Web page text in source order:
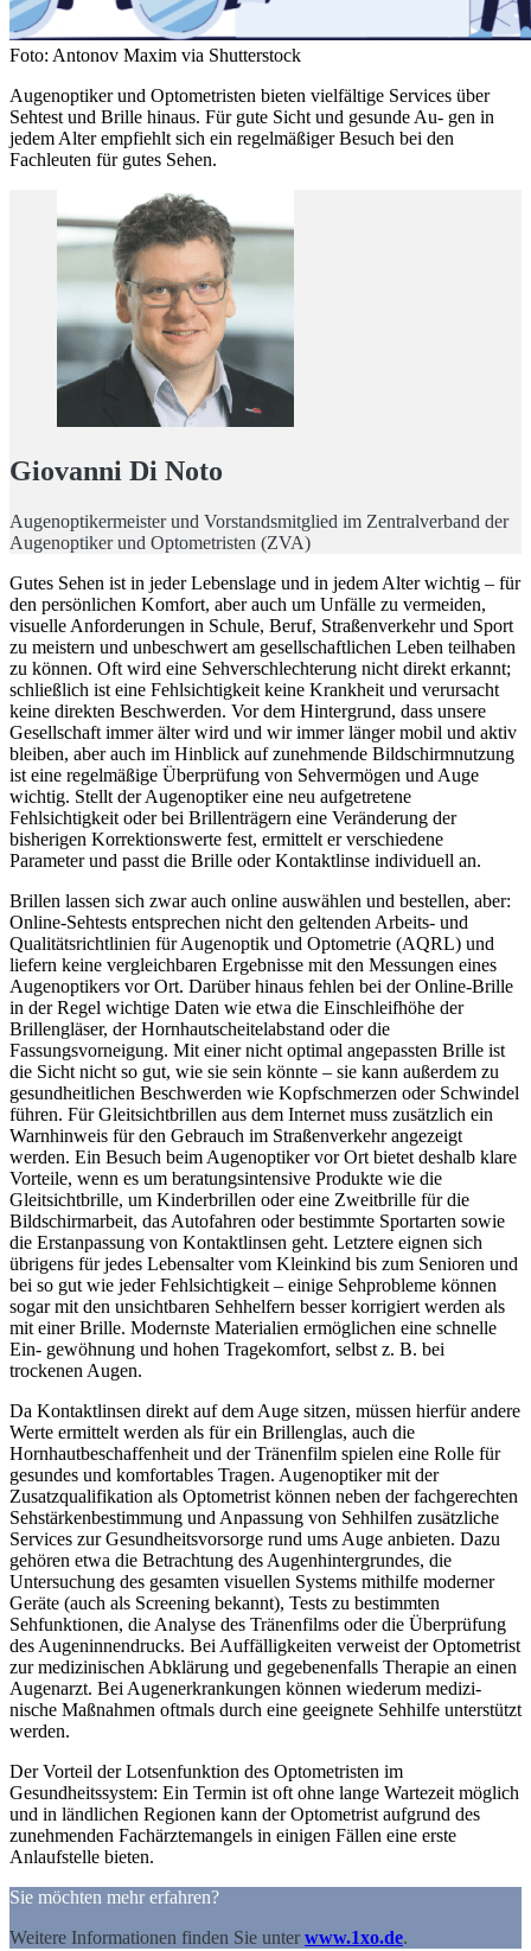
Foto: Antonov Maxim via Shutterstock
Augenoptiker und Optometristen bieten vielfältige Services über
Sehtest und Brille hinaus. Für gute Sicht und gesunde Au- gen in
jedem Alter empfiehlt sich ein regelmäßiger Besuch bei den
Fachleuten für gutes Sehen.
Giovanni Di Noto
Augenoptikermeister und Vorstandsmitglied im Zentralverband der
Augenoptiker und Optometristen (ZVA)
Gutes Sehen ist in jeder Lebenslage und in jedem Alter wichtig – für
den persönlichen Komfort, aber auch um Unfälle zu vermeiden,
visuelle Anforderungen in Schule, Beruf, Straßenverkehr und Sport
zu meistern und unbeschwert am gesellschaftlichen Leben teilhaben
zu können. Oft wird eine Sehverschlechterung nicht direkt erkannt;
schließlich ist eine Fehlsichtigkeit keine Krankheit und verursacht
keine direkten Beschwerden. Vor dem Hintergrund, dass unsere
Gesellschaft immer älter wird und wir immer länger mobil und aktiv
bleiben, aber auch im Hinblick auf zunehmende Bildschirmnutzung
ist eine regelmäßige Überprüfung von Sehvermögen und Auge
wichtig. Stellt der Augenoptiker eine neu aufgetretene
Fehlsichtigkeit oder bei Brillenträgern eine Veränderung der
bisherigen Korrektionswerte fest, ermittelt er verschiedene
Parameter und passt die Brille oder Kontaktlinse individuell an.
Brillen lassen sich zwar auch online auswählen und bestellen, aber:
Online-Sehtests entsprechen nicht den geltenden Arbeits- und
Qualitätsrichtlinien für Augenoptik und Optometrie (AQRL) und
liefern keine vergleichbaren Ergebnisse mit den Messungen eines
Augenoptikers vor Ort. Darüber hinaus fehlen bei der Online-Brille
in der Regel wichtige Daten wie etwa die Einschleifhöhe der
Brillengläser, der Hornhautscheitelabstand oder die
Fassungsvorneigung. Mit einer nicht optimal angepassten Brille ist
die Sicht nicht so gut, wie sie sein könnte – sie kann außerdem zu
gesundheitlichen Beschwerden wie Kopfschmerzen oder Schwindel
führen. Für Gleitsichtbrillen aus dem Internet muss zusätzlich ein
Warnhinweis für den Gebrauch im Straßenverkehr angezeigt
werden. Ein Besuch beim Augenoptiker vor Ort bietet deshalb klare
Vorteile, wenn es um beratungsintensive Produkte wie die
Gleitsichtbrille, um Kinderbrillen oder eine Zweitbrille für die
Bildschirmarbeit, das Autofahren oder bestimmte Sportarten sowie
die Erstanpassung von Kontaktlinsen geht. Letztere eignen sich
übrigens für jedes Lebensalter vom Kleinkind bis zum Senioren und
bei so gut wie jeder Fehlsichtigkeit – einige Sehprobleme können
sogar mit den unsichtbaren Sehhelfern besser korrigiert werden als
mit einer Brille. Modernste Materialien ermöglichen eine schnelle
Ein- gewöhnung und hohen Tragekomfort, selbst z. B. bei
trockenen Augen.
Da Kontaktlinsen direkt auf dem Auge sitzen, müssen hierfür andere
Werte ermittelt werden als für ein Brillenglas, auch die
Hornhautbeschaffenheit und der Tränenfilm spielen eine Rolle für
gesundes und komfortables Tragen. Augenoptiker mit der
Zusatzqualifikation als Optometrist können neben der fachgerechten
Sehstärkenbestimmung und Anpassung von Sehhilfen zusätzliche
Services zur Gesundheitsvorsorge rund ums Auge anbieten. Dazu
gehören etwa die Betrachtung des Augenhintergrundes, die
Untersuchung des gesamten visuellen Systems mithilfe moderner
Geräte (auch als Screening bekannt), Tests zu bestimmten
Sehfunktionen, die Analyse des Tränenfilms oder die Überprüfung
des Augeninnendrucks. Bei Auffälligkeiten verweist der Optometrist
zur medizinischen Abklärung und gegebenenfalls Therapie an einen
Augenarzt. Bei Augenerkrankungen können wiederum medizi-
nische Maßnahmen oftmals durch eine geeignete Sehhilfe unterstützt
werden.
Der Vorteil der Lotsenfunktion des Optometristen im
Gesundheitssystem: Ein Termin ist oft ohne lange Wartezeit möglich
und in ländlichen Regionen kann der Optometrist aufgrund des
zunehmenden Fachärztemangels in einigen Fällen eine erste
Anlaufstelle bieten.
Sie möchten mehr erfahren?
Weitere Informationen finden Sie unter www.1xo.de.